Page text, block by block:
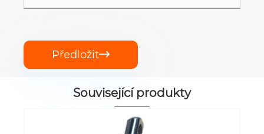
Předložit
Související produkty